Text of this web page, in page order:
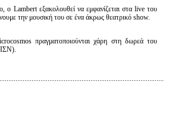
ο Lambert εξακολουθεί να εμφανίζεται στα live του
την μουσική του σε ένα άκρως θεατρικό show.
πραγματοποιούνται χάρη στη δωρεά του